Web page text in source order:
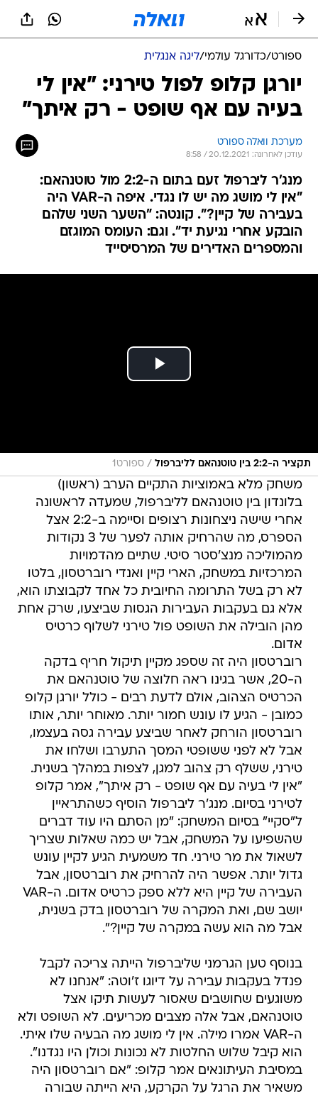
ספורט/כדורגל עולמי/ליגה אנגלית
יורגן קלופ לפול טירני: "אין לי
בעיה עם אף שופט - רק איתך"
מערכת וואלה ספורט
עודכן לאחרונה: 20.12.2021 / 8:58
מנג'ר ליברפול זעם בתום ה-2:2 מול טוטנהאם:
"אין לי מושג מה יש לו נגדי. איפה ה-VAR היה
בעבירה של קיין?". קונטה: "השער השני שלהם
הובקע אחרי נגיעת יד". וגם: העומס המוגזם
והמספרים האדירים של המרסיסייד
תקציר ה-2:2 בין טוטנהאם לליברפול / ספורט1
משחק מלא באמוציות התקיים הערב (ראשון)
בלונדון בין טוטנהאם לליברפול, שמעדה לראשונה
אחרי שישה ניצחונות רצופים וסיימה ב-2:2 אצל
הספרס, מה שהרחיק אותה לפער של 3 נקודות
מהמוליכה מנצ'סטר סיטי. שתיים מהדמויות
המרכזיות במשחק, הארי קיין ואנדי רוברטסון, בלטו
לא רק בשל התרומה החיובית כל אחד לקבוצתו הוא,
אלא גם בעקבות העבירות הגסות שביצעו, שרק אחת
מהן הובילה את השופט פול טירני לשלוף כרטיס
אדום.
רוברטסון היה זה שספג מקיין תיקול חריף בדקה
ה-20, אשר בגינו ראה חלוצה של טוטנהאם את
הכרטיס הצהוב, אולם לדעת רבים - כולל יורגן קלופ
כמובן - הגיע לו עונש חמור יותר. מאוחר יותר, אותו
רוברטסון הורחק לאחר שביצע עבירה גסה בעצמו,
אבל לא לפני ששופטי המסך התערבו ושלחו את
טירני, ששלף רק צהוב למגן, לצפות במהלך בשנית.
"אין לי בעיה עם אף שופט - רק איתך", אמר קלופ
לטירני בסיום. מנג'ר ליברפול הוסיף כשהתראיין
ל"סקיי" בסיום המשחק: "מן הסתם היו עוד דברים
שהשפיעו על המשחק, אבל יש כמה שאלות שצריך
לשאול את מר טירני. חד משמעית הגיע לקיין עונש
גדול יותר. אפשר היה להרחיק את רוברטסון, אבל
העבירה של קיין היא ללא ספק כרטיס אדום. ה-VAR
יושב שם, ואת המקרה של רוברטסון בדק בשנית,
אבל מה הוא עשה במקרה של קיין?".
בנוסף טען הגרמני שליברפול הייתה צריכה לקבל
פנדל בעקבות עבירה על דיוגו ז'וטה: "אנחנו לא
משוגעים שחושבים שאסור לעשות תיקו אצל
טוטנהאם, אבל אלה מצבים מכריעים. לא השופט ולא
ה-VAR אמרו מילה. אין לי מושג מה הבעיה שלו איתי.
הוא קיבל שלוש החלטות לא נכונות וכולן היו נגדנו".
במסיבת העיתונאים אמר קלופ: "אם רוברטסון היה
משאיר את הרגל על הקרקע, היא הייתה שבורה